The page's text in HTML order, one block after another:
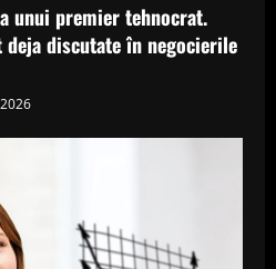
unui premier tehnocrat.
discutate în negocierile